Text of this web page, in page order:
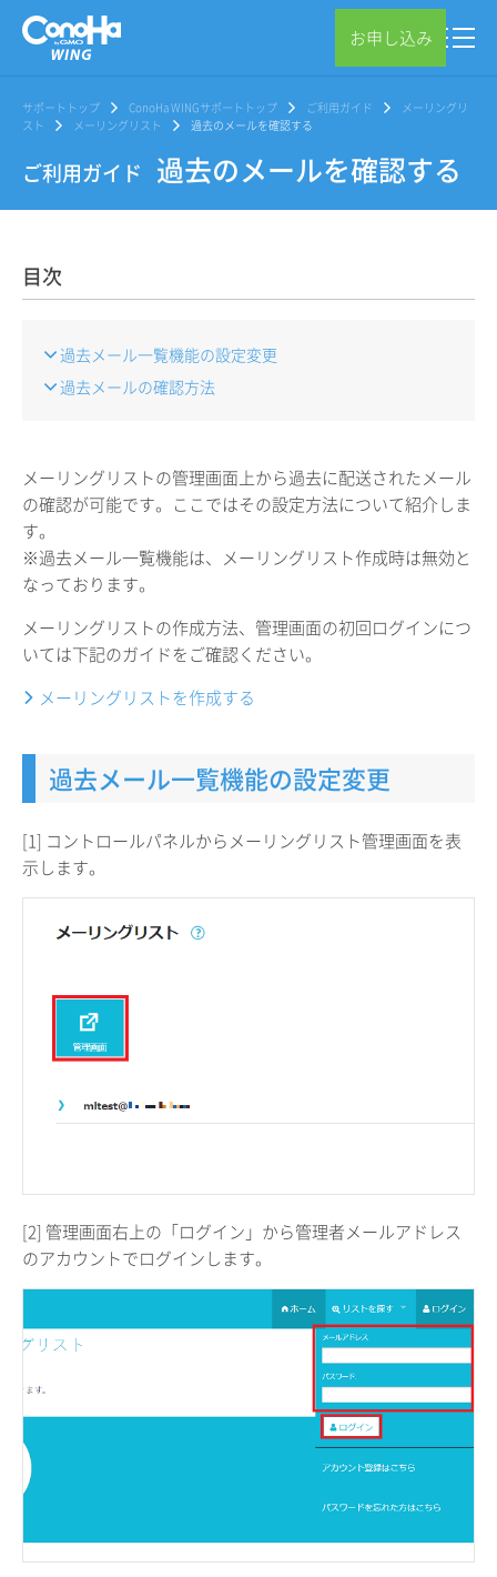
お申し込み
サポートトップ ConoHa WINGサポートトップ ご利用ガイド
メーリングリ
スト
メーリングリスト 過去のメールを確認する
ご利用ガイド 過去のメールを確認する
目次
過去メール一覧機能の設定変更
過去メールの確認方法
メーリングリストの管理画面上から過去に配送されたメール
の確認が可能です。ここではその設定方法について紹介しま
す。
※過去メール一覧機能は、メーリングリスト作成時は無効と
なっております。
メーリングリストの作成方法、管理画面の初回ログインにつ
いては下記のガイドをご確認ください。
メーリングリストを作成する
過去メール一覧機能の設定変更
[1] コントロールパネルからメーリングリスト管理画面を表
示します。
[2] 管理画面右上の「ログイン」から管理者メールアドレス
のアカウントでログインします。